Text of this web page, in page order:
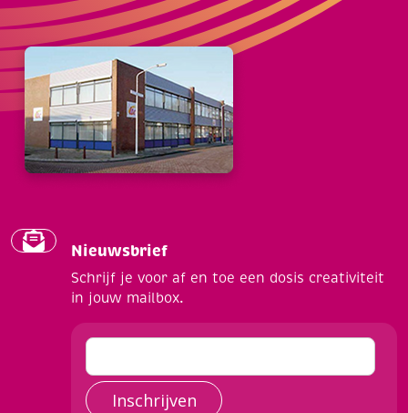
Nieuwsbrief
Schrijf je voor af en toe een dosis creativiteit
in jouw mailbox.
Inschrijven